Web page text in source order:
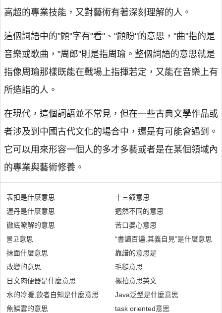
高超的專業技能，又對藝術有著深刻理解的人。
這個詞語中的"顧"字有"看"、"顧盼"的意思，"曲"指的是
音樂或歌曲，"周郎"則是指周瑜。整個詞語的意思就是
指像周瑜那樣既能在戰場上指揮若定，又能在音樂上有
所造詣的人。
在現代，這個詞語並不常見，但在一些古典文學作品或
者涉及到中國古代文化的場合中，還是有可能會遇到。
它可以用來形容一個人的多才多藝或者是在某個領域內
的專業與藝術修養。
表扣是什麼意思
渥丹是什麼意思
徹底瞭解的意思
몰고意思
抹面什麼意思
改變的意思
日文肉便器是什麼意思
水的冷暖,飲者自知是什麼意思
魚鱗雲的意思
十三釵意思
迵然不同的意思
苦口婆心意思
“書讀百遍,其義自見”是什麼意思
靠譜的意思是
毛糙意思
擺拍意思英文
Java泛型是什麼意思
task oriented意思